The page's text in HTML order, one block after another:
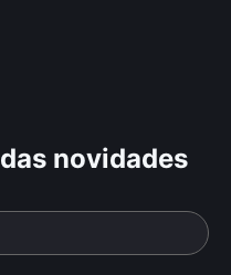
novidades